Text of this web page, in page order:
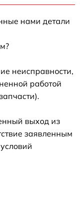
нами детали
неисправности,
работой
выход из
заявленным